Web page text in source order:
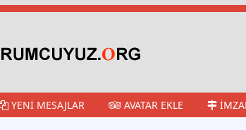
YENI MESAJLAR AVATAR EKLE